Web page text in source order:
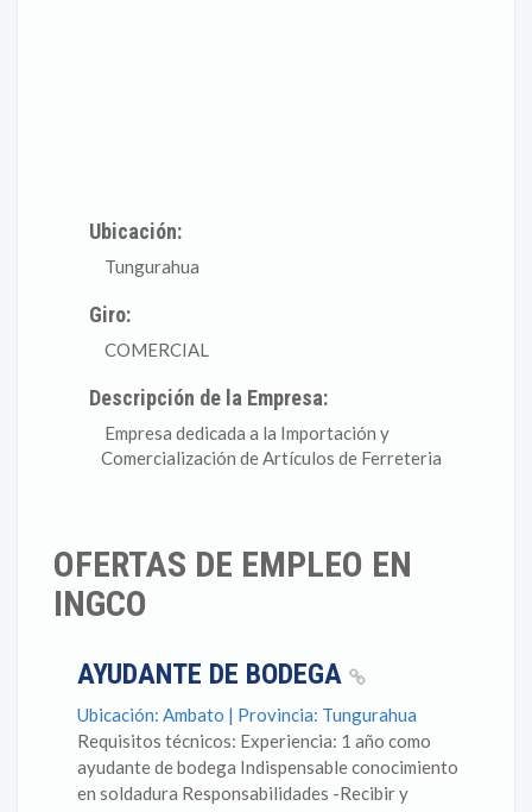
Ubicación:
Tungurahua
Giro:
COMERCIAL
Descripción de la Empresa:
Empresa dedicada a la Importación y
Comercialización de Artículos de Ferreteria
OFERTAS DE EMPLEO EN
INGCO
AYUDANTE DE BODEGA
Ubicación: Ambato | Provincia: Tungurahua
Requisitos técnicos: Experiencia: 1 año como
ayudante de bodega Indispensable conocimiento
en soldadura Responsabilidades -Recibir y